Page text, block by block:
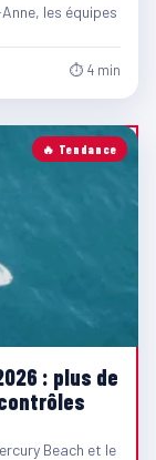
les équipes
⏱ 4 min
🔥 Tendance
: plus de
Beach et le